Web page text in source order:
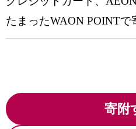
たまったWAON POINTで
寄附